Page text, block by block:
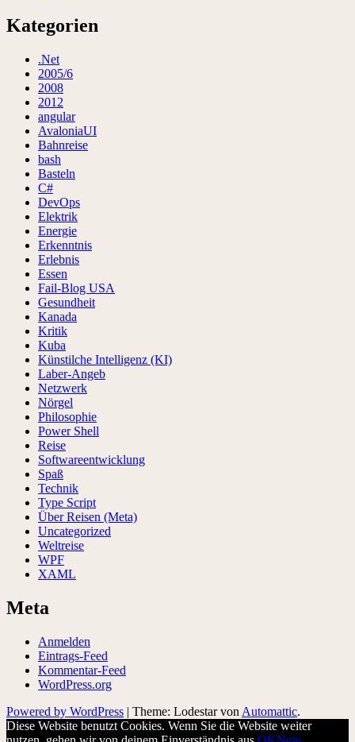
Kategorien
.Net
2005/6
2008
2012
angular
AvaloniaUI
Bahnreise
bash
Basteln
C#
DevOps
Elektrik
Energie
Erkenntnis
Erlebnis
Essen
Fail-Blog USA
Gesundheit
Kanada
Kritik
Kuba
Künstilche Intelligenz (KI)
Laber-Angeb
Netzwerk
Nörgel
Philosophie
Power Shell
Reise
Softwareentwicklung
Spaß
Technik
Type Script
Über Reisen (Meta)
Uncategorized
Weltreise
WPF
XAML
Meta
Anmelden
Eintrags-Feed
Kommentar-Feed
WordPress.org
Powered by WordPress | Theme: Lodestar von Automattic.
Diese Website benutzt Cookies. Wenn Sie die Website weiter